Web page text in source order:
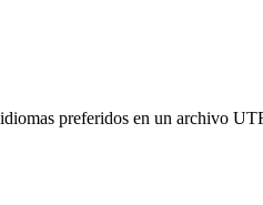
preferidos en un archivo